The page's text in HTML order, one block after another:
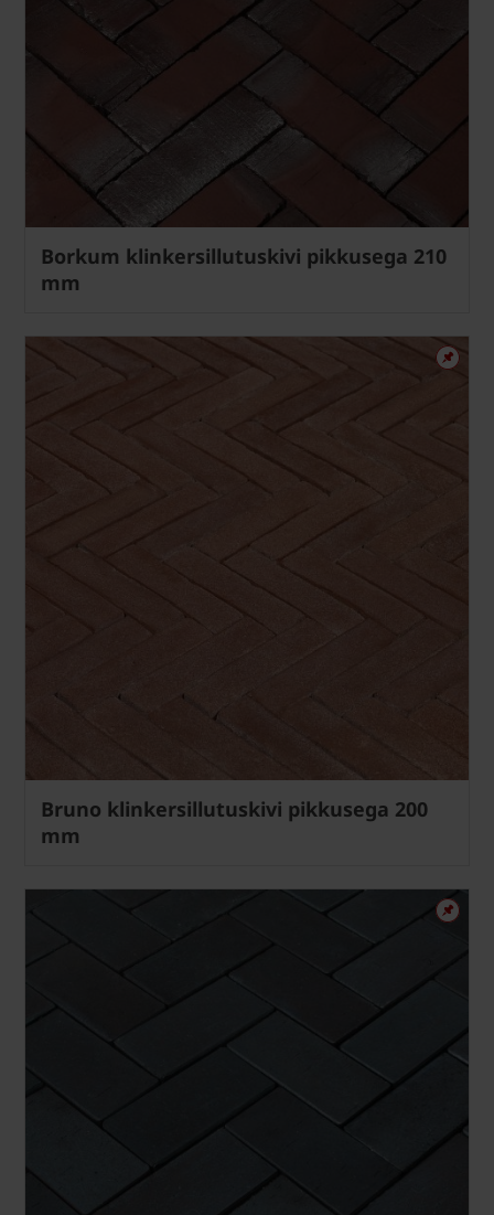
Borkum klinkersillutuskivi pikkusega 210
mm
Bruno klinkersillutuskivi pikkusega 200
mm